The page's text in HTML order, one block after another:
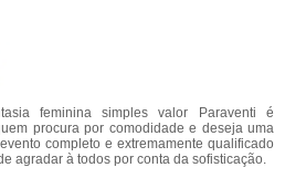
feminina simples valor Paraventi é
procura por comodidade e deseja uma
completo e extremamente qualificado
agradar à todos por conta da sofisticação.